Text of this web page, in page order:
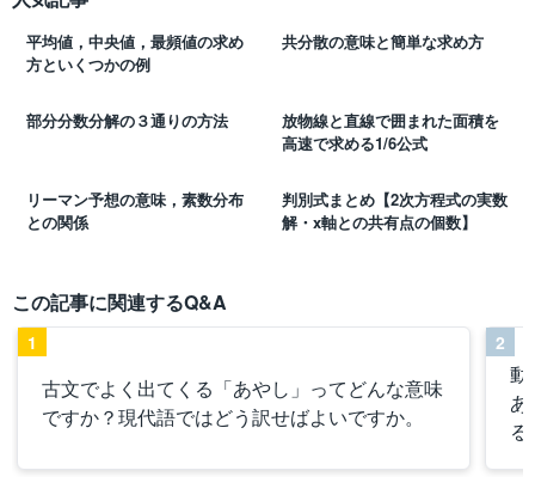
平均値，中央値，最頻値の求め
方といくつかの例
共分散の意味と簡単な求め方
部分分数分解の３通りの方法
放物線と直線で囲まれた面積を
高速で求める1/6公式
リーマン予想の意味，素数分布
との関係
判別式まとめ【2次方程式の実数
解・x軸との共有点の個数】
この記事に関連するQ&A
古文でよく出てくる「あやし」ってどんな意味
ですか？現代語ではどう訳せばよいですか。
1
動
あ
2